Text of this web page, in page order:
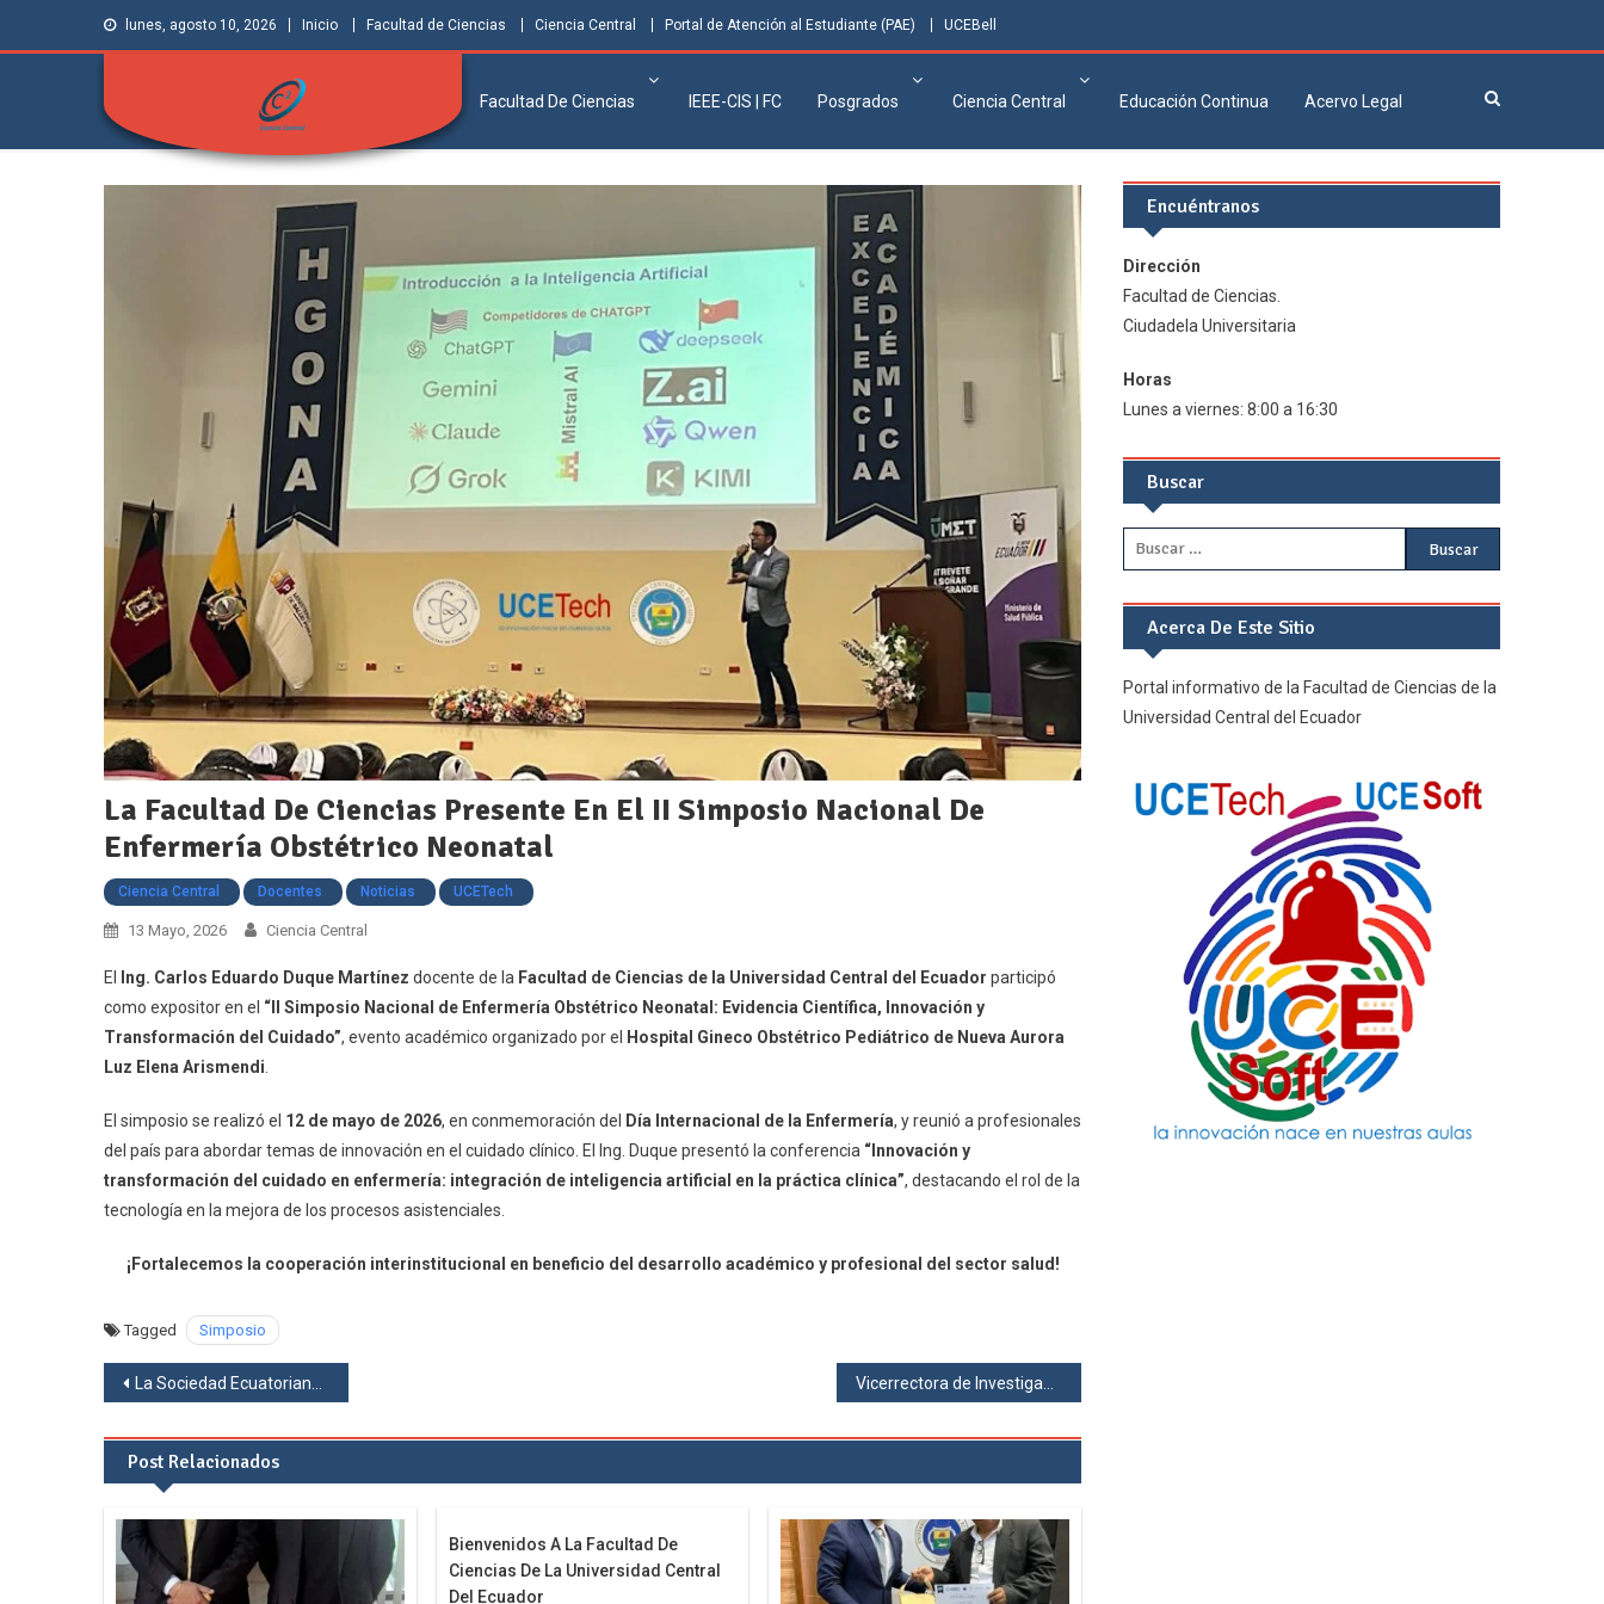
lunes, agosto 10, 2026 Inicio Facultad de Ciencias Ciencia Central Portal de Atención al Estudiante (PAE) UCEBell
Facultad de
Ciencias | Ciencia
Central
Grupo de Investigación Ciencia Central
Facultad De Ciencias IEEE-CIS | FC Posgrados Ciencia Central Educación Continua Acervo Legal
La Facultad De Ciencias Presente En El II Simposio Nacional De
Enfermería Obstétrico Neonatal
Ciencia Central Docentes Noticias UCETech
13 Mayo, 2026 Ciencia Central
El Ing. Carlos Eduardo Duque Martínez docente de la Facultad de Ciencias de la Universidad Central del Ecuador participó
como expositor en el “II Simposio Nacional de Enfermería Obstétrico Neonatal: Evidencia Científica, Innovación y
Transformación del Cuidado”, evento académico organizado por el
Hospital Gineco Obstétrico Pediátrico de Nueva Aurora
Luz Elena Arismendi
El simposio se realizó el 12 de mayo de 2026, en conmemoración del Día Internacional de la Enfermería, y reunió a profesionales
del país para abordar temas de innovación en el cuidado clínico. El Ing. Duque presentó la conferencia “Innovación y
transformación del cuidado en enfermería: integración de inteligencia artificial en la práctica clínica”, destacando el rol de la
tecnología en la mejora de los procesos asistenciales.
¡Fortalecemos la cooperación interinstitucional en beneficio del desarrollo académico y profesional del sector salud!
Tagged Simposio
Navegación
de
entradas
La Sociedad Ecuatoriana invita al curso: IA para Docencia la Docencia Universitaria e Investigación
Post Relacionados
Bienvenidos A La Facultad De
Ciencias De La Universidad Central
Del Ecuador
Encuéntranos
Dirección
Facultad de Ciencias.
Ciudadela Universitaria
Horas
Lunes a viernes: 8:00 a 16:30
Buscar
Buscar:
Acerca De Este Sitio
Portal informativo de la Facultad de Ciencias de la
Universidad Central del Ecuador